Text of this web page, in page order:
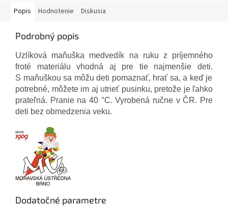
Popis Hodnotenie Diskusia
Podrobný popis
Uzlíková maňuška medvedík na ruku z príjemného
froté materiálu vhodná aj pre tie najmenšie deti.
S maňuškou sa môžu deti pomaznať, hrať sa, a keď je
potrebné, môžete im aj utrieť pusinku, pretože je ľahko
prateľná. Pranie na 40 °C. Vyrobená ručne v ČR. Pre
deti bez obmedzenia veku.
Dodatočné parametre